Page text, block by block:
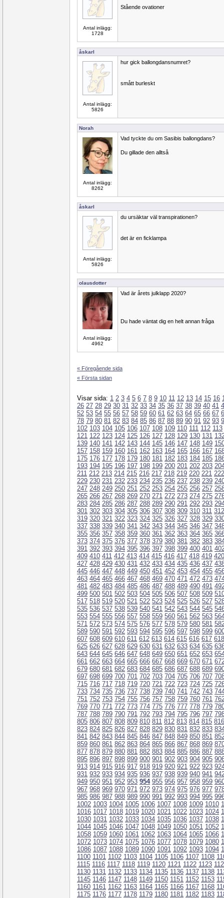
Antal inlägg:
1728
Stående ovationer
åskarl
Antal inlägg:
5826
hur gick ballongdansnumret?
smått burleskt
Norah
Antal inlägg:
8262
Vad tyckte du om Sasibis ballongdans?
Du gillade den alltså
åskarl
Antal inlägg:
5826
du ursäktar väl transpirationen?
det är en ficklampa
olausdotter
Antal inlägg:
4962
Vad är årets julklapp 2020?
Du hade väntat dig en helt annan fråga
« Föregående sida
« Första sidan
Visar sida: 1 2 3 4 5 6 7 8 9 10 11 12 13 14 15 16
26 27 28 29 30 31 32 33 34 35 36 37 38 39 40 41
52 53 54 55 56 57 58 59 60 61 62 63 64 65 66 67
78 79 80 81 82 83 84 85 86 87 88 89 90 91 92 93
102 103 104 105 106 107 108 109 110 111 112 113
121 122 123 124 125 126 127 128 129 130 131
139 140 141 142 143 144 145 146 147 148 149
157 158 159 160 161 162 163 164 165 166 167
175 176 177 178 179 180 181 182 183 184 185
193 194 195 196 197 198 199 200 201 202 203
211 212 213 214 215 216 217 218 219 220 221 222
229 230 231 232 233 234 235 236 237 238 239
247 248 249 250 251 252 253 254 255 256 257
265 266 267 268 269 270 271 272 273 274 275
283 284 285 286 287 288 289 290 291 292 293
301 302 303 304 305 306 307 308 309 310 311 312
319 320 321 322 323 324 325 326 327 328 329
337 338 339 340 341 342 343 344 345 346 347
355 356 357 358 359 360 361 362 363 364 365
373 374 375 376 377 378 379 380 381 382 383
391 392 393 394 395 396 397 398 399 400 401
409 410 411 412 413 414 415 416 417 418 419 420
427 428 429 430 431 432 433 434 435 436 437
445 446 447 448 449 450 451 452 453 454 455
463 464 465 466 467 468 469 470 471 472 473
481 482 483 484 485 486 487 488 489 490 491
499 500 501 502 503 504 505 506 507 508 509
517 518 519 520 521 522 523 524 525 526 527
535 536 537 538 539 540 541 542 543 544 545
553 554 555 556 557 558 559 560 561 562 563
571 572 573 574 575 576 577 578 579 580 581
589 590 591 592 593 594 595 596 597 598 599
607 608 609 610 611 612 613 614 615 616 617 618
625 626 627 628 629 630 631 632 633 634 635
643 644 645 646 647 648 649 650 651 652 653
661 662 663 664 665 666 667 668 669 670 671
679 680 681 682 683 684 685 686 687 688 689
697 698 699 700 701 702 703 704 705 706 707
715 716 717 718 719 720 721 722 723 724 725
733 734 735 736 737 738 739 740 741 742 743
751 752 753 754 755 756 757 758 759 760 761
769 770 771 772 773 774 775 776 777 778 779
787 788 789 790 791 792 793 794 795 796 797
805 806 807 808 809 810 811 812 813 814 815 816
823 824 825 826 827 828 829 830 831 832 833
841 842 843 844 845 846 847 848 849 850 851
859 860 861 862 863 864 865 866 867 868 869
877 878 879 880 881 882 883 884 885 886 887
895 896 897 898 899 900 901 902 903 904 905
913 914 915 916 917 918 919 920 921 922 923
931 932 933 934 935 936 937 938 939 940 941
949 950 951 952 953 954 955 956 957 958 959
967 968 969 970 971 972 973 974 975 976 977
985 986 987 988 989 990 991 992 993 994 995
1002 1003 1004 1005 1006 1007 1008 1009 1010
1016 1017 1018 1019 1020 1021 1022 1023 1024
1030 1031 1032 1033 1034 1035 1036 1037 1038
1044 1045 1046 1047 1048 1049 1050 1051 1052
1058 1059 1060 1061 1062 1063 1064 1065 1066
1072 1073 1074 1075 1076 1077 1078 1079 1080
1086 1087 1088 1089 1090 1091 1092 1093 1094
1100 1101 1102 1103 1104 1105 1106 1107 1108
1115 1116 1117 1118 1119 1120 1121 1122 1123
1130 1131 1132 1133 1134 1135 1136 1137 1138
1145 1146 1147 1148 1149 1150 1151 1152 1153
1160 1161 1162 1163 1164 1165 1166 1167 1168
1175 1176 1177 1178 1179 1180 1181 1182 1183